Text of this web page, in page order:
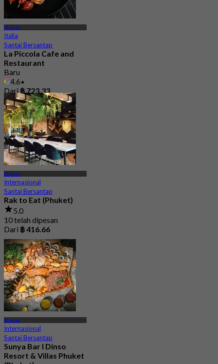
Phuket
Italia
Santai Bersantap
La Piccola Cafe and
Restaurant
Baru
4.6
Dari฿ 723.33
Phuket
Internasional
Santai Bersantap
Rak to Eat (Phuket)
5.0
10 telah dipesan
Dari ฿ 416.66
Phuket
Internasional
Santai Bersantap
Sunya Bar l Dinso
Resort & Villas Phuket